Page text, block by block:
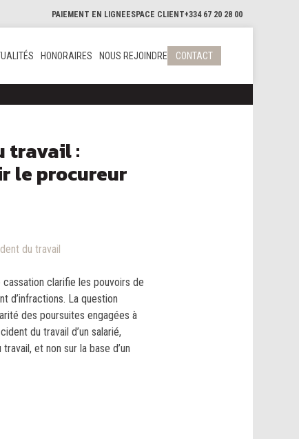
PAIEMENT EN LIGNE ESPACE CLIENT+334 67 20 28 00
HONORAIRES NOUS REJOINDRE CONTACT
travail :
le procureur
du travail
clarifie les pouvoirs de
d’infractions. La question
des poursuites engagées à
du travail d’un salarié,
et non sur la base d’un